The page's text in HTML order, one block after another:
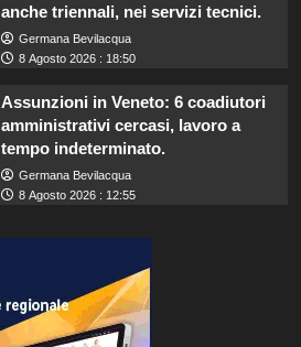
anche triennali, nei servizi tecnici.
Germana Bevilacqua
8 Agosto 2026 : 18:50
Assunzioni in Veneto: 6 coadiutori
amministrativi cercasi, lavoro a
tempo indeterminato.
Germana Bevilacqua
8 Agosto 2026 : 12:55